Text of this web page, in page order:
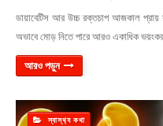
ডায়াবেটিস আর উচ্চ রক্তচাপ আজকাল প্রায়
অভাবে মোড় নিতে পারে আরও একাধিক
আরও পড়ুন
স্বাস্থ‍্য কথা